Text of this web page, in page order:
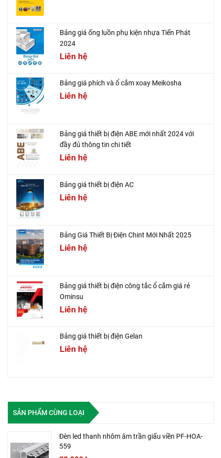
Bảng giá ống luồn phụ kiện nhựa Tiến Phát
2024
Liên hệ
Bảng giá phích và ổ cắm xoay Meikosha
Liên hệ
Bảng giá thiết bị điện ABE mới nhất 2024 với
đầy đủ thông tin chi tiết
Liên hệ
Bảng giá thiết bị điện AC
Liên hệ
Bảng Giá Thiết Bị Điện Chint Mới Nhất 2025
Liên hệ
Bảng giá thiết bị điện công tắc ổ cắm giá rẻ
Ominsu
Liên hệ
Bảng giá thiết bị điện Gelan
Liên hệ
SẢN PHẨM CÙNG LOẠI
Đèn led thanh nhôm âm trần giấu viền PF-HOA-
559